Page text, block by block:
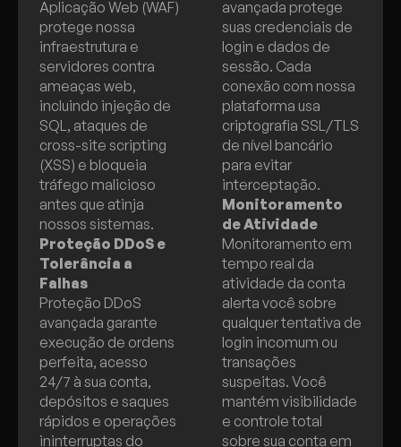
Aplicação Web (WAF)
protege nossa
infraestrutura e
servidores contra
ameaças web,
incluindo injeção de
SQL, ataques de
cross-site scripting
(XSS) e bloqueia
tráfego malicioso
antes que atinja
nossos sistemas.
Proteção DDoS e
Tolerância a
Falhas
Proteção DDoS
avançada garante
execução de ordens
perfeita, acesso
24/7 à sua conta,
depósitos e saques
rápidos e operações
ininterruptas do
avançada protege
suas credenciais de
login e dados de
sessão. Cada
conexão com nossa
plataforma usa
criptografia SSL/TLS
de nível bancário
para evitar
interceptação.
Monitoramento
de Atividade
Monitoramento em
tempo real da
atividade da conta
alerta você sobre
qualquer tentativa de
login incomum ou
transações
suspeitas. Você
mantém visibilidade
e controle total
sobre sua conta em